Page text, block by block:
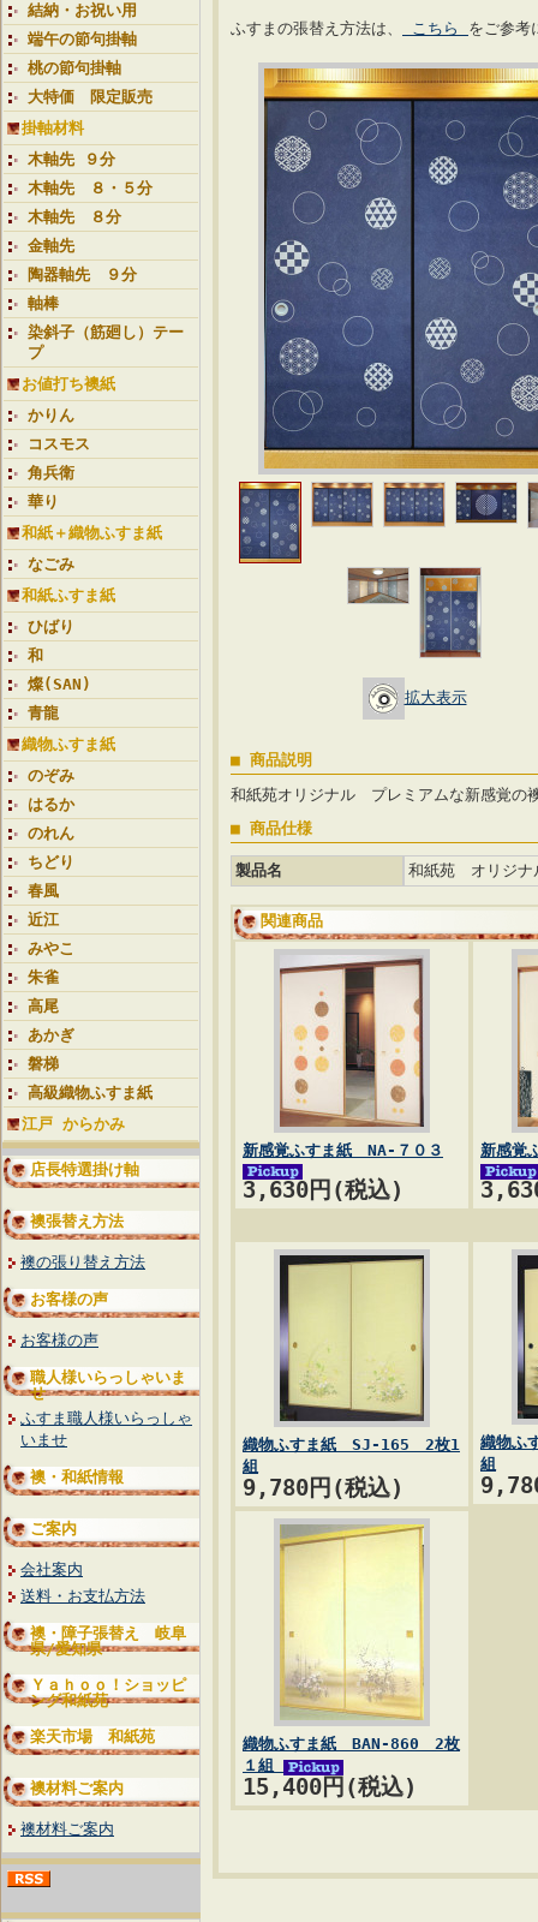
結納・お祝い用
端午の節句掛軸
桃の節句掛軸
大特価 限定販売
掛軸材料
木軸先 ９分
木軸先 ８・５分
木軸先 ８分
金軸先
陶器軸先 ９分
軸棒
染斜子（筋廻し）テー
プ
お値打ち襖紙
かりん
コスモス
角兵衛
華り
和紙＋織物ふすま紙
なごみ
和紙ふすま紙
ひばり
和
燦(SAN)
青龍
織物ふすま紙
のぞみ
はるか
のれん
ちどり
春風
近江
みやこ
朱雀
高尾
あかぎ
磐梯
高級織物ふすま紙
江戸 からかみ
店長特選掛け軸
襖張替え方法
襖の張り替え方法
お客様の声
お客様の声
職人様いらっしゃいま
せ
ふすま職人様いらっしゃ
いませ
襖・和紙情報
ご案内
会社案内
送料・お支払方法
襖・障子張替え 岐阜
県/愛知県
Ｙａｈｏｏ！ショッピ
ング和紙苑
楽天市場 和紙苑
襖材料ご案内
襖材料ご案内
ふすまの張替え方法は、 こちら をご参
拡大表示
■ 商品説明
和紙苑オリジナル プレミアムな新感覚の
■ 商品仕様
製品名 和紙苑 オリジ
関連商品
新感覚ふすま紙 NA-７０３
3,630円(税込)
新感覚
織物ふすま紙 SJ-165 2枚1
組
9,780円(税込)
織物
組
織物ふすま紙 BAN-860 2枚
１組
15,400円(税込)